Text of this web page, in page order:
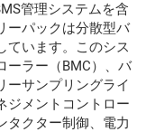
管理システムを含
ーパックは分散型バ
ています。このシス
ーラー（BMC）、バ
ーサンプリングライ
ジメントコントロー
タクター制御、電力